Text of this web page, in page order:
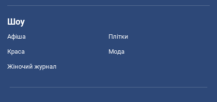
Шоу
Афіша Плітки
Краса Мода
Жіночий журнал